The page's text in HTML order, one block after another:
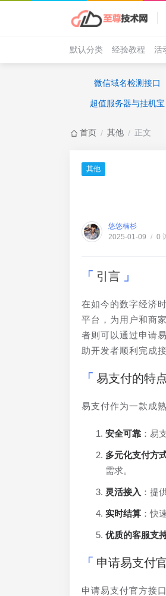
默认分类 经验教程 活
微信域名检测接口
超值服务器与挂机宝
首页 / 其他 / 正文
其他
悠悠楠杉
2025-01-09 / 0
引言
在如今的数字经济
平台，为用户和商
者则可以通过申请
助开发者顺利完成
易支付的特点
易支付作为一款成
安全可靠 ：易
多元化支付方
需求。
灵活接入 ：提
实时结算 ：快
优质的客服支
申请易支付
申请易支付官方接